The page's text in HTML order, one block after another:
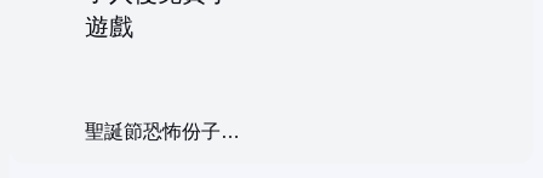
聖誕節恐怖份子入侵